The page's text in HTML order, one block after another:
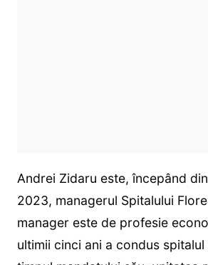
Andrei Zidaru este, începând
2023, managerul Spitalului
manager este de profesie
ultimii cinci ani a condus